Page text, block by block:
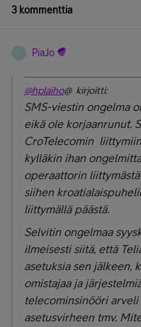
3 kommenttia
PiaJo
@hplaiho@ kirjoitti:
SMS-viestin ongelma
eikä ole korjaanrunut.
CroTelecomin
kylläkin ihan
operaattorin
siihen
liittymällä päästä.
Selvitin ongelmaa
ilmeisesti siitä, että
asetuksia sen jälkeen,
omistajaa ja
telecominsinööri
asetusvirheen tmv.